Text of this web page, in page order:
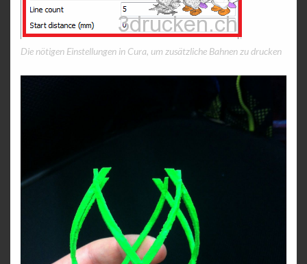
Die nötigen Einstellungen in Cura, um zusätzliche Bahnen zu drucken